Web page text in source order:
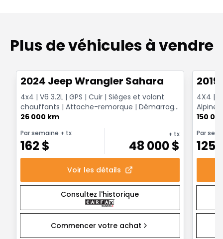
Plus de véhicules à vendre
2024 Jeep Wrangler Sahara
4x4 | V6 3.2L | GPS | Cuir | Sièges et volant
chauffants | Attache-remorque | Démarrage
à distance
26 000 km
Par semaine + tx
162 $
+ tx
48 000$
Voir les détails
Consultez l'historique
Commencer votre achat
4X4 |
Alpine
150
Par
125